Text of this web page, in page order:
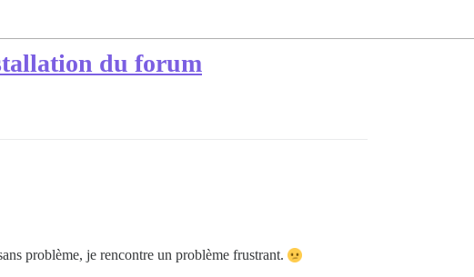
du forum
problème, je rencontre un problème frustrant.